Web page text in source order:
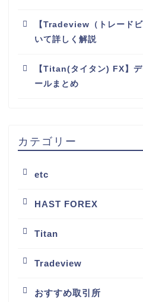
【Tradeview（トレード
いて詳しく解説
【Titan(タイタン) FX】
ールまとめ
カテゴリー
etc
HAST FOREX
Titan
Tradeview
おすすめ取引所